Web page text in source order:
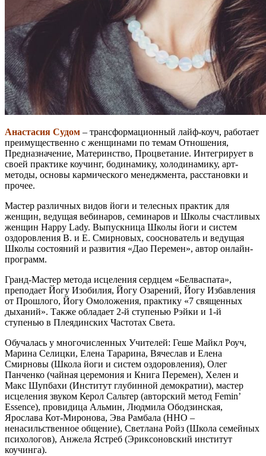
Анастасия Судом – трансформационный лайф-коуч, работает
преимущественно с женщинами по темам Отношения,
Предназначение, Материнство, Процветание. Интегрирует в
своей практике коучинг, бодинамику, холодинамику, арт-
методы, основы кармического менеджмента, расстановки и
прочее.
Мастер различных видов йоги и телесных практик для
женщин, ведущая вебинаров, семинаров и Школы счастливых
женщин Happy Lady. Выпускница Школы йоги и систем
оздоровления В. и Е. Смирновых, сооснователь и ведущая
Школы состояний и развития «Дао Перемен», автор онлайн-
программ.
Гранд-Мастер метода исцеления сердцем «Белваспата»,
преподает Йогу Изобилия, Йогу Озарений, Йогу Избавления
от Прошлого, Йогу Омоложения, практику «7 священных
дыханий». Также обладает 2-й ступенью Рэйки и 1-й
ступенью в Плеядинских Частотах Света.
Обучалась у многочисленных Учителей: Геше Майкл Роуч,
Марина Селицки, Елена Тарарина, Вячеслав и Елена
Смирновы (Школа йоги и систем оздоровления), Олег
Панченко (чайная церемония и Книга Перемен), Хелен и
Макс Шупбахи (Институт глубинной демократии), мастер
исцеления звуком Керол Сальтер (авторский метод Femin’
Essence), провидица Альмин, Людмила Ободзинская,
Ярослава Кот-Миронова, Эва Рамбала (ННО –
ненасильственное общение), Светлана Ройз (Школа семейных
психологов), Анжела Ястреб (Эриксоновский институт
коучинга).